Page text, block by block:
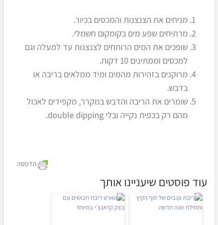
מניחים את הצנצנות והמכסים בכיור.
מרתיחים שפע מים בקומקום חשמלי.
שופכים את המים הרותחים לצנצנות עד למעלה וגם
למכסים וממתינים 10 דקות.
מרוקנים בזהירות מהמים ומיד ממלאים בריבה או
בדבש.
שומרים את הריבה והדבש במקרר, מקפידים לאכול
מהם רק בכפית נקייה ובלי double dipping.
הדפסה
עוד פוסטים שיעניינו אותך